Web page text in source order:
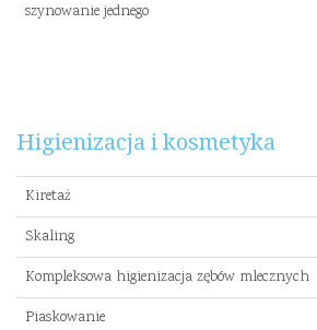
szynowanie jednego
Higienizacja i kosmetyka
Kiretaż
Skaling
Kompleksowa higienizacja zębów mlecznych
Piaskowanie